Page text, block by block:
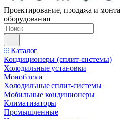
Проектирование, продажа и
оборудования
Каталог
Кондиционеры (сплит-системы)
Холодильные установки
Моноблоки
Холодильные сплит-системы
Мобильные кондиционеры
Климатизаторы
Промышленные